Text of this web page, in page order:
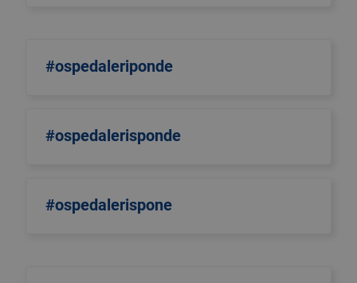
#ospedaleriponde
#ospedalerisponde
#ospedalerispone